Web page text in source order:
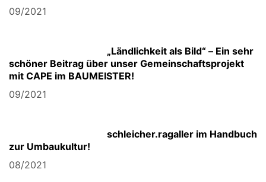
09/2021
„Ländlichkeit als Bild“ – Ein sehr
schöner Beitrag über unser Gemeinschaftsprojekt
mit CAPE im BAUMEISTER!
09/2021
schleicher.ragaller im Handbuch
zur Umbaukultur!
08/2021